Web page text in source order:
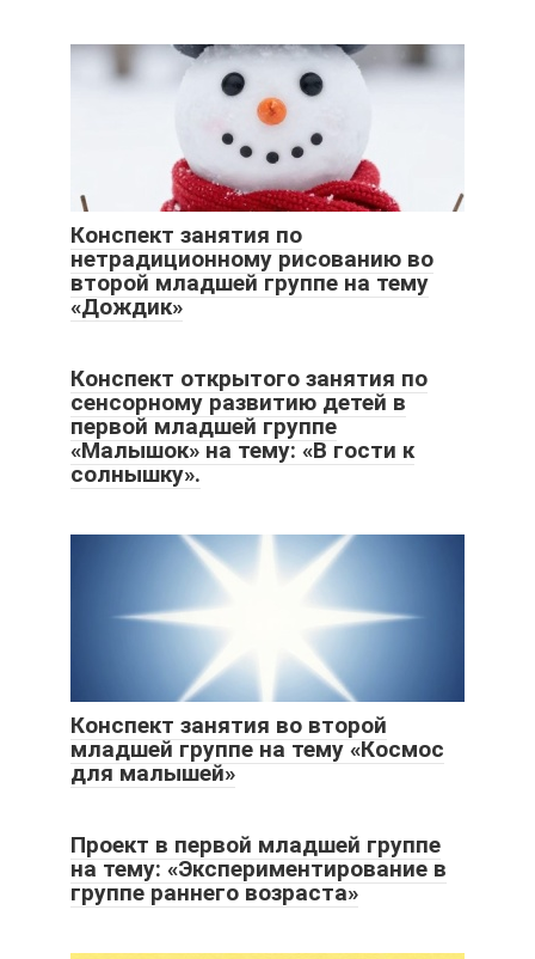
Конспект занятия по
нетрадиционному рисованию во
второй младшей группе на тему
«Дождик»
Конспект открытого занятия по
сенсорному развитию детей в
первой младшей группе
«Малышок» на тему: «В гости к
солнышку».
Конспект занятия во второй
младшей группе на тему «Космос
для малышей»
Проект в первой младшей группе
на тему: «Экспериментирование в
группе раннего возраста»